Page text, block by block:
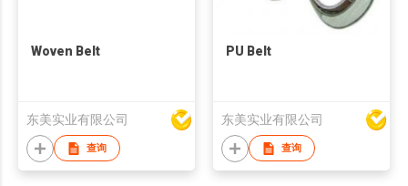
Woven Belt
东美实业有限公司
查询
PU Belt
东美实业有限公司
查询